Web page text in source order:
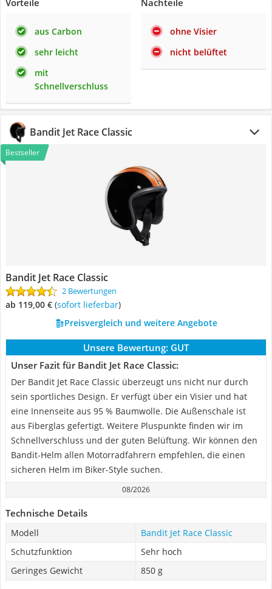
Vorteile
aus Carbon
sehr leicht
mit
Schnellverschluss
Nachteile
ohne Visier
nicht belüftet
Bandit Jet Race Classic
Bestseller
Bandit Jet Race Classic
2 Bewertungen
ab 119,00 € ( Sofort lieferbar)
Preisvergleich und weitere Angebote
Unsere Bewertung: GUT
Unser Fazit für Bandit Jet Race Classic:
Der Bandit Jet Race Classic überzeugt uns nicht nur durch
sein sportliches Design. Er verfügt über ein Visier und hat
eine Innenseite aus 95 % Baumwolle. Die Außenschale ist
aus Fiberglas gefertigt. Weitere Pluspunkte finden wir im
Schnellverschluss und der guten Belüftung. Wir können den
Bandit-Helm allen Motorradfahrern empfehlen, die einen
sicheren Helm im Biker-Style suchen.
08/2026
Technische Details
Modell
Bandit Jet Race Classic
Schutzfunktion
Sehr hoch
Geringes Gewicht
850 g